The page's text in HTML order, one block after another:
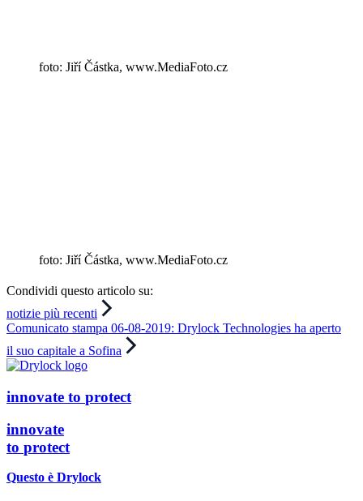
foto: Jiří Částka, www.MediaFoto.cz
foto: Jiří Částka, www.MediaFoto.cz
Condividi questo articolo su:
Navigazione
articoli
notizie più recenti
Navigazione
articoli
Comunicato stampa 06-08-2019: Drylock Technologies ha aperto
il suo capitale a Sofina
innovate to protect
innovate
to protect
Questo è Drylock